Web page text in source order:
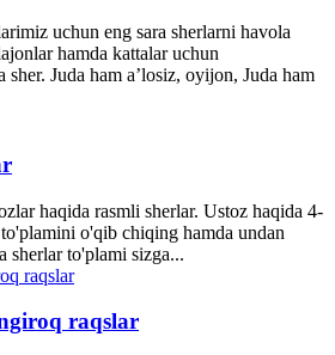
uchun eng sara sherlarni havola
hamda kattalar uchun
Juda ham a’losiz, oyijon, Juda ham
haqida rasmli sherlar. Ustoz haqida 4-
o'qib chiqing hamda undan
sherlar to'plami sizga...
raqslar